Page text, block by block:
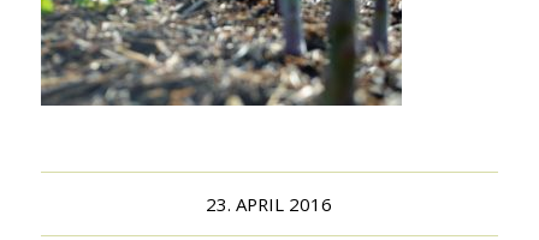
23. APRIL 2016